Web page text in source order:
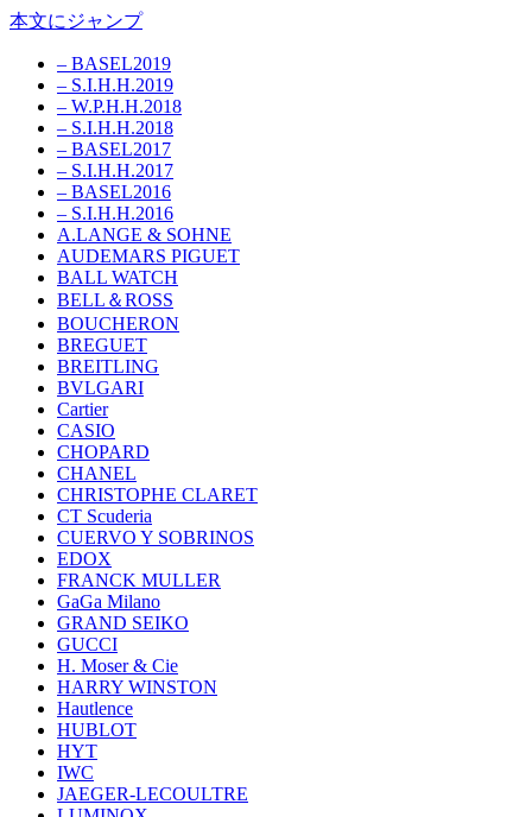
本文にジャンプ
– BASEL2019
– S.I.H.H.2019
– W.P.H.H.2018
– S.I.H.H.2018
– BASEL2017
– S.I.H.H.2017
– BASEL2016
– S.I.H.H.2016
A.LANGE & SOHNE
AUDEMARS PIGUET
BALL WATCH
BELL＆ROSS
BOUCHERON
BREGUET
BREITLING
BVLGARI
Cartier
CASIO
CHOPARD
CHANEL
CHRISTOPHE CLARET
CT Scuderia
CUERVO Y SOBRINOS
EDOX
FRANCK MULLER
GaGa Milano
GRAND SEIKO
GUCCI
H. Moser & Cie
HARRY WINSTON
Hautlence
HUBLOT
HYT
IWC
JAEGER-LECOULTRE